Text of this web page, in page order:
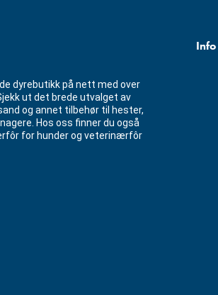
dyrebutikk på nett med over
ut det brede utvalget av
og annet tilbehør til hester,
Hos oss finner du også
for hunder og veterinærfôr
Info